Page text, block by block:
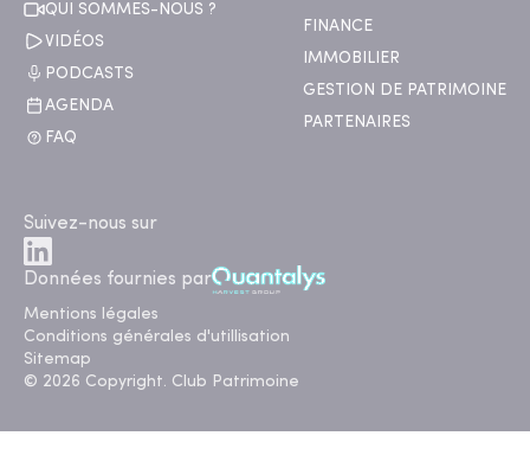
QUI SOMMES-NOUS ?
VIDÉOS
PODCASTS
AGENDA
FAQ
FINANCE
IMMOBILIER
GESTION DE PATRIMOINE
PARTENAIRES
Suivez-nous sur
Données fournies par
Mentions légales
Conditions générales d'utillisation
Sitemap
© 2026 Copyright. Club Patrimoine